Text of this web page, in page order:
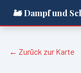
🚂 Dampf und
← Zurück zur Karte